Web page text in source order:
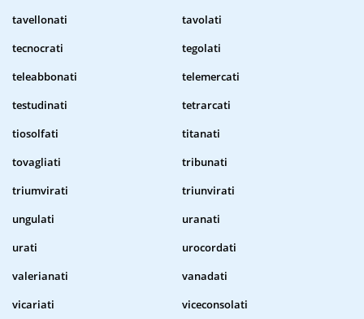
tavellonati
tavolati
tecnocrati
tegolati
teleabbonati
telemercati
testudinati
tetrarcati
tiosolfati
titanati
tovagliati
tribunati
triumvirati
triunvirati
ungulati
uranati
urati
urocordati
valerianati
vanadati
vicariati
viceconsolati